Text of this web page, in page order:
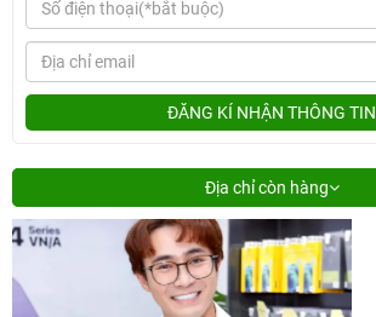
ĐĂNG KÍ NHẬN THÔNG TIN
Địa chỉ còn hàng